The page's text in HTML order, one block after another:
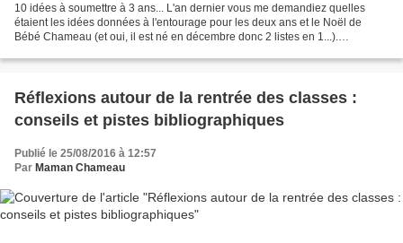
10 idées à soumettre à 3 ans... L'an dernier vous me demandiez quelles
étaient les idées données à l'entourage pour les deux ans et le Noël de
Bébé Chameau (et oui, il est né en décembre donc 2 listes en 1...).
Réflexions autour de la rentrée des classes :
conseils et pistes bibliographiques
Publié le 25/08/2016 à 12:57
Par Maman Chameau